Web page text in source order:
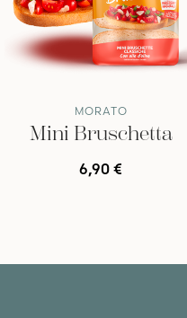
MORATO
Mini Bruschetta
6,90 €